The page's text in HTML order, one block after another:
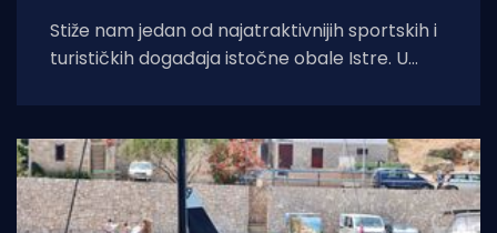
Stiže nam jedan od najatraktivnijih sportskih i
turističkih događaja istočne obale Istre. U